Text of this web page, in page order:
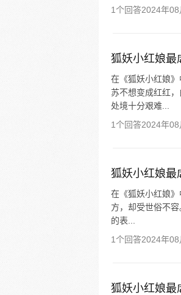
1个回答2024年
狐妖小红娘最
在《狐妖小红娘
苏不想变成红红
处境十分艰难...
1个回答2024年
狐妖小红娘最
在《狐妖小红娘
方，却受世俗不
的表...
1个回答2024年
狐妖小红娘最